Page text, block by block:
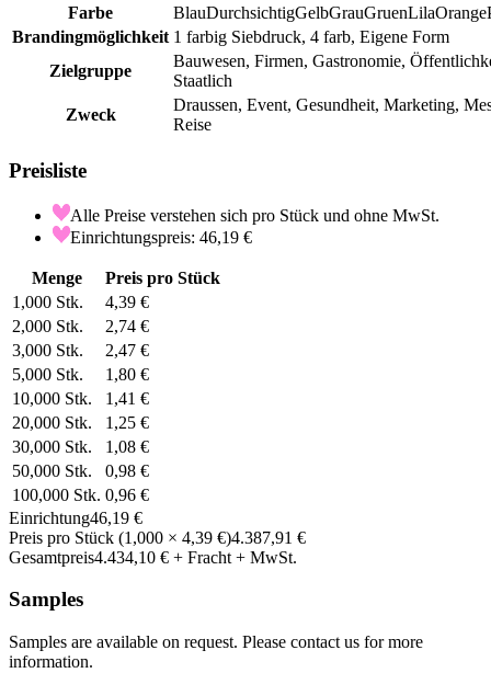
Farbe
BlauDurchsichtigGelbGrauGruenLilaOrange
Brandingmöglichkeit 1 farbig Siebdruck, 4 farb, Eigene Form
Zielgruppe
Bauwesen, Firmen, Gastronomie,
Staatlich
Zweck
Draussen, Event, Gesundheit, Marketing,
Reise
Preisliste
Alle Preise verstehen sich pro Stück und ohne MwSt.
Einrichtungspreis: 46,19 €
Menge
Preis pro Stück
1,000 Stk.
4,39 €
2,000 Stk.
2,74 €
3,000 Stk.
2,47 €
5,000 Stk.
1,80 €
10,000 Stk.
1,41 €
20,000 Stk.
1,25 €
30,000 Stk.
1,08 €
50,000 Stk.
0,98 €
100,000 Stk. 0,96 €
Einrichtung46,19 €
Preis pro Stück (1,000 × 4,39 €)4.387,91 €
Gesamtpreis4.434,10 € + Fracht + MwSt.
Samples
Samples are available on request. Please contact us for more
information.